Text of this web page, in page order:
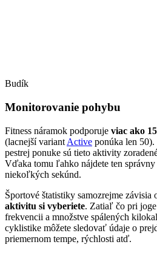
Budík
Monitorovanie pohybu
Fitness náramok podporuje viac ako
(lacnejší variant Active ponúka len
pestrej ponuke sú tieto aktivity
Vďaka tomu ľahko nájdete ten
niekoľkých sekúnd.
Športové štatistiky samozrejme závisia
aktivitu si vyberiete. Zatiaľ čo pri
frekvencii a množstve spálených
cyklistike môžete sledovať údaje o
priemernom tempe, rýchlosti atď.